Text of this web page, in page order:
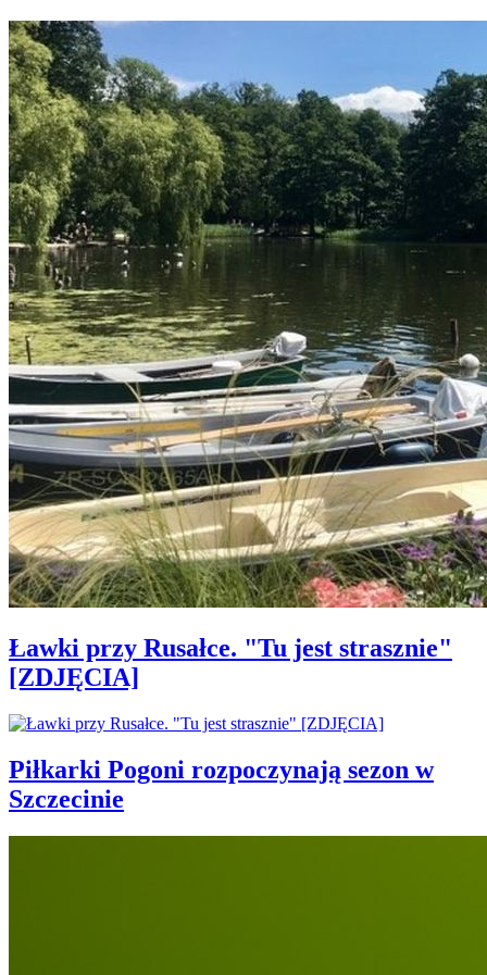
Ławki przy Rusałce. "Tu jest strasznie"
[ZDJĘCIA]
Piłkarki Pogoni rozpoczynają sezon w
Szczecinie